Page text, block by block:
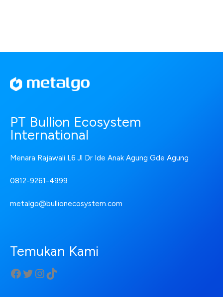
PT Bullion Ecosystem
International
Menara Rajawali L6 Jl Dr Ide Anak Agung Gde Agung
0812-9261-4999
metalgo@bullionecosystem.com
Temukan Kami